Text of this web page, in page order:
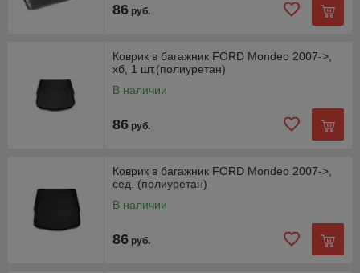
86 руб.
Коврик в багажник FORD Mondeo 2007->,
хб, 1 шт.(полиуретан)
В наличии
86 руб.
Коврик в багажник FORD Mondeo 2007->,
сед. (полиуретан)
В наличии
86 руб.